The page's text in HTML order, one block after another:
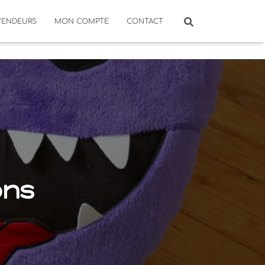
MON COMPTE CONTACT